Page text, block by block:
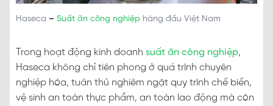
Haseca – Suất ăn công nghiệp hàng đầu Việt Nam
Trong hoạt động kinh doanh suất ăn công nghiệp,
Haseca không chỉ tiên phong ở quá trình chuyên
nghiệp hóa, tuân thủ nghiêm ngặt quy trình chế biến,
vệ sinh an toàn thực phẩm, an toàn lao động mà còn